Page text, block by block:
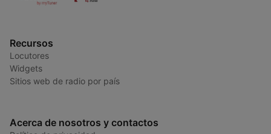
Recursos
Locutores
Widgets
Sitios web de radio por país
Acerca de nosotros y contactos